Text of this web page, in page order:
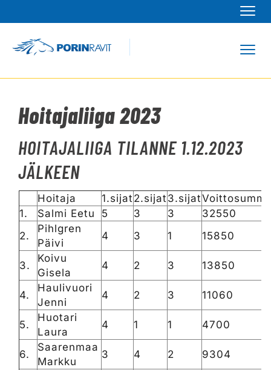
Hoitajaliiga 2023
HOITAJALIIGA TILANNE 1.12.2023
JÄLKEEN
Hoitaja 1.sijat2.sijat3.sijat
1.
Salmi Eetu 5 3 3
32550
2.
Pihlgren
Päivi
4 3 1 15850
3.
Koivu
Gisela
4 2 3 13850
4.
Haulivuori
Jenni
4 2 3 11060
5.
Huotari
Laura
4 1 1 4700
6.
Saarenmaa
Markku
3 4 2 9304